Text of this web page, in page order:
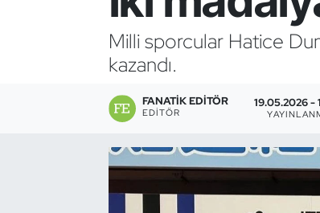
Milli sporcular Hatice
kazandı.
FANATIK EDITÖR
EDITÖR
19.05.2026 -
Bocce Bowling Dart
Buz Hokeyi